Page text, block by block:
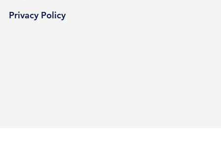
Privacy Policy